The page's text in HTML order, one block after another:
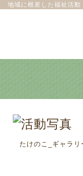
地域に根差した福祉活
たけのこ_ギャラリ